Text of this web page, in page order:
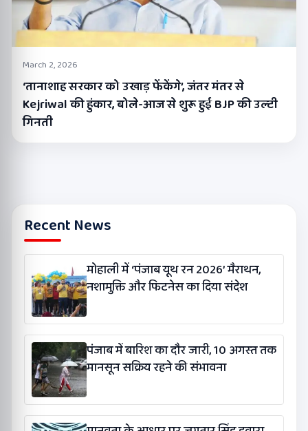
March 2, 2026
‘तानाशाह सरकार को उखाड़ फेंकेंगे’, जंतर मंतर से
Kejriwal की हुंकार, बोले-आज से शुरू हुई BJP की उल्टी
गिनती
Recent News
मोहाली में ‘पंजाब यूथ रन 2026’ मैराथन,
नशामुक्ति और फिटनेस का दिया संदेश
पंजाब में बारिश का दौर जारी, 10 अगस्त तक
मानसून सक्रिय रहने की संभावना